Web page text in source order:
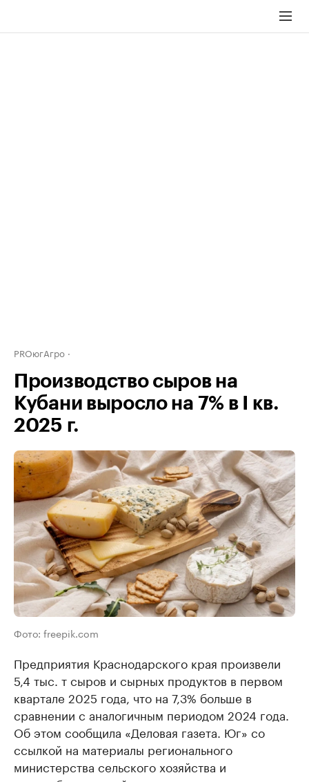
PROюгАгро
Производство сыров на
Кубани выросло на 7% в I кв.
2025 г.
Фото: freepik.com
Предприятия Краснодарского края произвели
5,4 тыс. т сыров и сырных продуктов в первом
квартале 2025 года, что на 7,3% больше в
сравнении с аналогичным периодом 2024 года.
Об этом сообщила «Деловая газета. Юг» со
ссылкой на материалы регионального
министерства сельского хозяйства и